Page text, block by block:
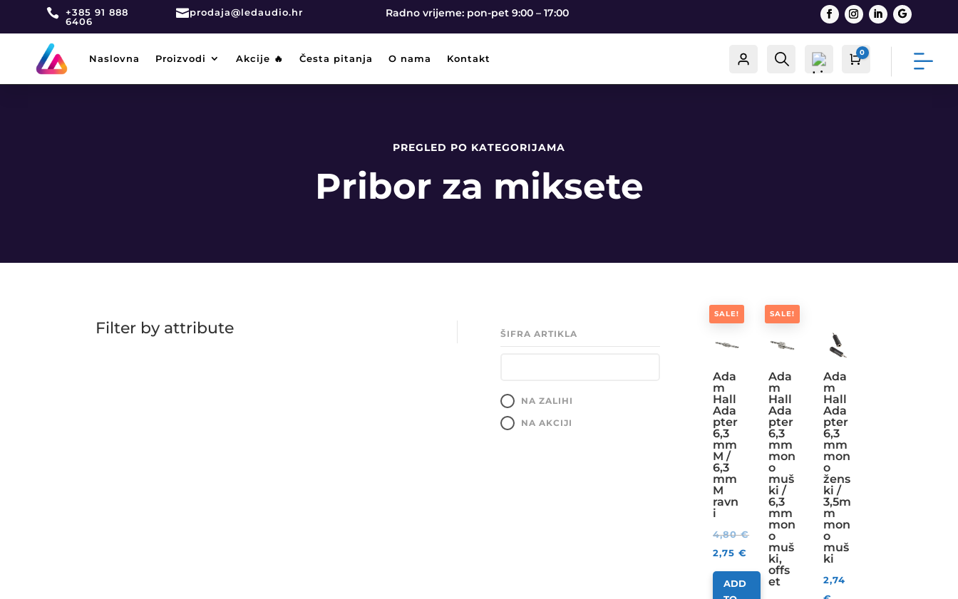
 +385 91 888
6406
prodaja@ledaudio.hr Radno vrijeme: pon-pet 9:00 – 17:00
Naslovna Proizvodi Akcije 🔥 Česta pitanja O nama Kontakt Račun Traži Cart
0
€
PREGLED PO KATEGORIJAMA
Pribor za miksete
Filter by attribute ŠIFRA ARTIKLA
NA ZALIHI
NA AKCIJI
SALE!
Ada
m
Hall
Ada
pter
6,3
mm
M /
6,3
mm
M
ravn
i
4,80€
2,75€
ADD
SALE!
Ada
m
Hall
Ada
pter
6,3
mm
mon
o
muš
ki /
6,3
mm
mon
o
muš
ki,
offs
et
Ada
m
Hall
Ada
pter
6,3
mm
mon
o
žens
ki /
3,5m
m
mon
o
muš
ki
2,74